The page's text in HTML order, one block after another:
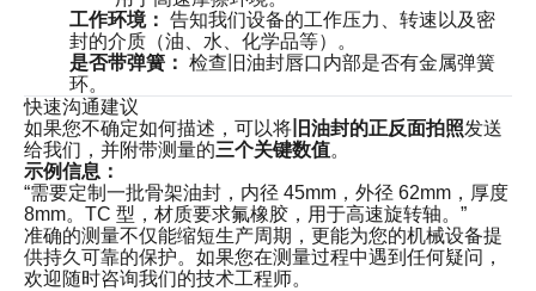
工作环境： 告知我们设备的工作压力、转速以及密
封的介质（油、水、化学品等）。
是否带弹簧： 检查旧油封唇口内部是否有金属弹簧
环。
快速沟通建议
如果您不确定如何描述，可以将 旧油封的正反面拍照发送
给我们，并附带测量的三个关键数值。
示例信息：
“需要定制一批骨架油封，内径 45mm，外径 62mm，厚度
8mm。TC 型，材质要求氟橡胶，用于高速旋转轴。”
准确的测量不仅能缩短生产周期，更能为您的机械设备提
供持久可靠的保护。如果您在测量过程中遇到任何疑问，
欢迎随时咨询我们的技术工程师。